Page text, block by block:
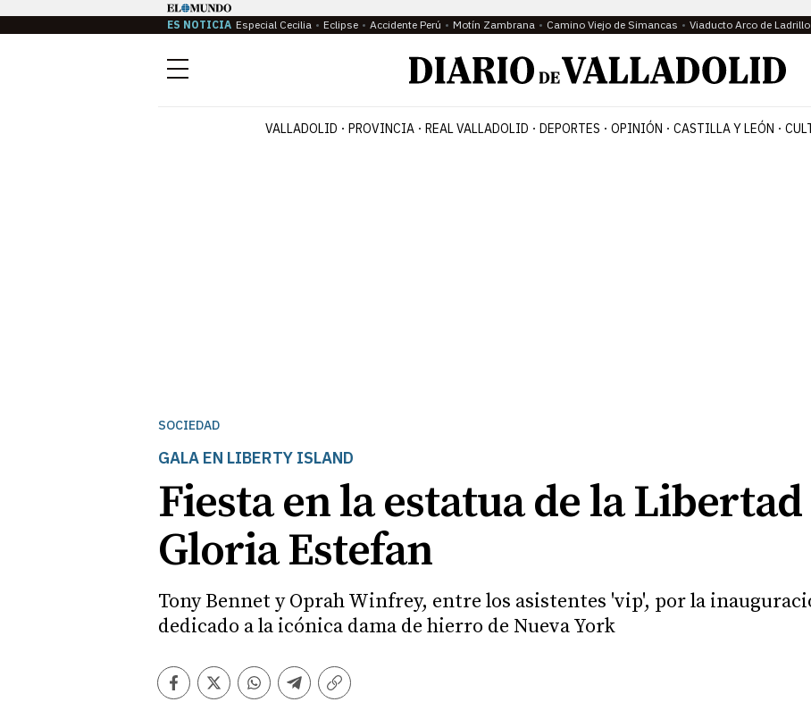
ES NOTICIA Especial Cecilia Eclipse Accidente Perú Motín Zambrana Camino Viejo de Simancas Viaducto Arco de Ladrillo
Menú
VALLADOLID PROVINCIA REAL VALLADOLID DEPORTES OPINIÓN CASTILLA Y LEÓN
SOCIEDAD
GALA EN LIBERTY ISLAND
Fiesta en la estatua de la
Gloria Estefan
Tony Bennet y Oprah Winfrey, entre los asistentes 'vip', por la
dedicado a la icónica dama de hierro de Nueva York
Facebook
TwitterWhatsapp
Telegram
Copiar